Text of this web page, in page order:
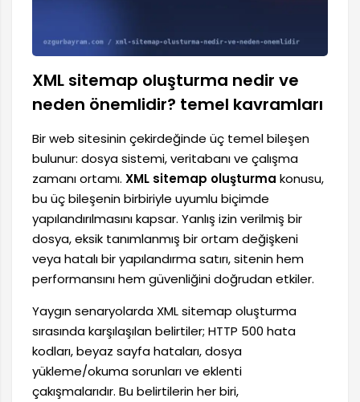
XML sitemap oluşturma nedir ve
neden önemlidir? temel kavramları
Bir web sitesinin çekirdeğinde üç temel bileşen
bulunur: dosya sistemi, veritabanı ve çalışma
zamanı ortamı. XML sitemap oluşturma konusu,
bu üç bileşenin birbiriyle uyumlu biçimde
yapılandırılmasını kapsar. Yanlış izin verilmiş bir
dosya, eksik tanımlanmış bir ortam değişkeni
veya hatalı bir yapılandırma satırı, sitenin hem
performansını hem güvenliğini doğrudan etkiler.
Yaygın senaryolarda XML sitemap oluşturma
sırasında karşılaşılan belirtiler; HTTP 500 hata
kodları, beyaz sayfa hataları, dosya
yükleme/okuma sorunları ve eklenti
çakışmalarıdır. Bu belirtilerin her biri,